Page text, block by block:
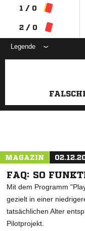
1 / 0
2 / 0
Legende
MAGAZIN
FAQ: SO
Mit dem Programm
gezielt in einer
tatsächlichen Alter
Pilotprojekt.